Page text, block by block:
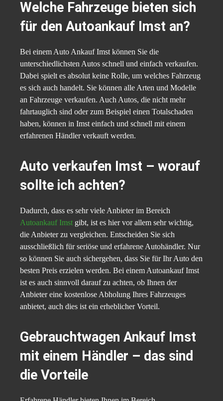
Welche Fahrzeuge bieten sich
für den Autoankauf Imst an?
Bei einem Auto Ankauf Imst können Sie die
unterschiedlichsten Autos schnell und einfach verkaufen.
Dabei spielt es absolut keine Rolle, um welches Fahrzeug
es sich auch handelt. Sie können alle Arten und Modelle
an Fahrzeuge verkaufen. Auch Autos, die nicht mehr
fahrtauglich sind oder zum Beispiel einen Totalschaden
haben, können in Imst einfach und schnell mit einem
erfahrenen Händler verkauft werden.
Auto verkaufen Imst – worauf
sollte ich achten?
Dadurch, dass es sehr viele Anbieter im Bereich
Autoankauf Imst gibt, ist es hier vor allem sehr wichtig,
die Anbieter zu vergleichen. Entscheiden Sie sich
ausschließlich für seriöse und erfahrene Autohändler. Nur
so können Sie auch sichergehen, dass Sie für Ihr Auto den
besten Preis erzielen werden. Bei einem Autoankauf Imst
ist es auch sinnvoll darauf zu achten, ob Ihnen der
Anbieter eine kostenlose Abholung Ihres Fahrzeuges
anbietet, auch dies ist ein erheblicher Vorteil.
Gebrauchtwagen Ankauf Imst
mit einem Händler – das sind
die Vorteile